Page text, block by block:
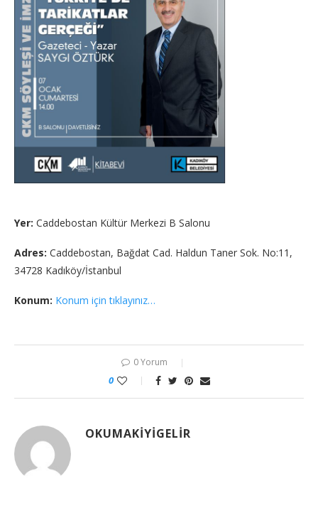
Yer: Caddebostan Kültür Merkezi B Salonu
Adres: Caddebostan, Bağdat Cad. Haldun Taner Sok. No:11,
34728 Kadıköy/İstanbul
Konum: Konum için tıklayınız…
0 Yorum
0
OKUMAKIYIGELIR